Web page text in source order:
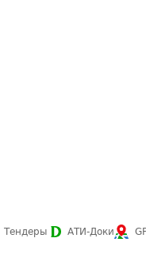
Тендеры АТИ-Доки